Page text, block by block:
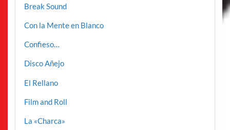
Break Sound
Con la Mente en Blanco
Confieso…
Disco Añejo
El Rellano
Film and Roll
La «Charca»